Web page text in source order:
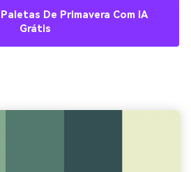
De Primavera Com IA
Grátis